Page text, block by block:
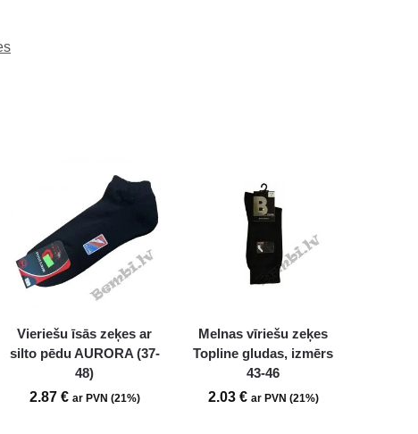
Vieriešu īsās zeķes ar
silto pēdu AURORA (37-
48)
2.87 € ar PVN (21%)
Melnas vīriešu zeķes
Topline gludas, izmērs
43-46
2.03 € ar PVN (21%)